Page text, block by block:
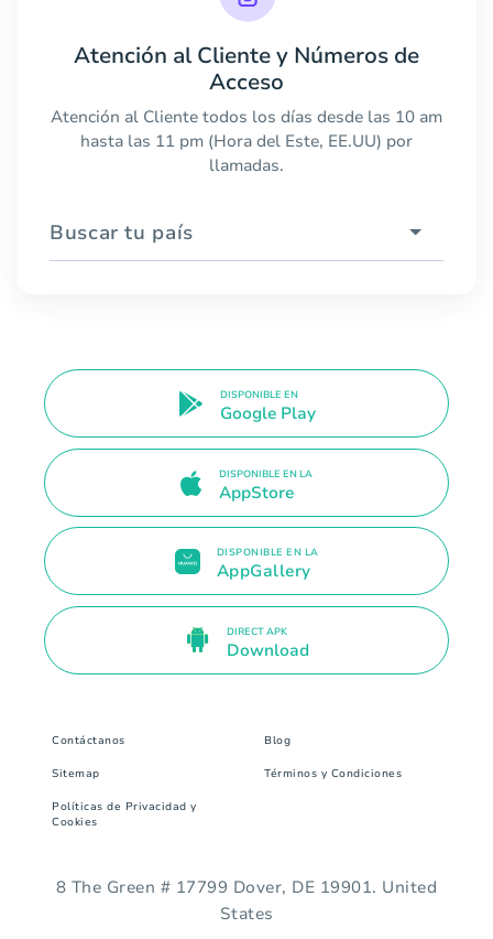
Atención al Cliente y Números de
Acceso
Atención al Cliente todos los días desde las 10 am
hasta las 11 pm (Hora del Este, EE.UU) por
llamadas.
Buscar tu país
DISPONIBLE EN
Google Play
DISPONIBLE EN LA
AppStore
DISPONIBLE EN LA
AppGallery
DIRECT APK
Download
Contáctanos Blog
Sitemap Términos y Condiciones
Políticas de Privacidad y
Cookies
8 The Green # 17799 Dover, DE 19901. United
States